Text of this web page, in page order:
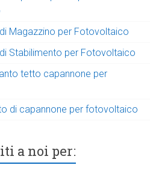
Magazzino per Fotovoltaico
Stabilimento per Fotovoltaico
tetto capannone per
di capannone per fotovoltaico
a noi per: